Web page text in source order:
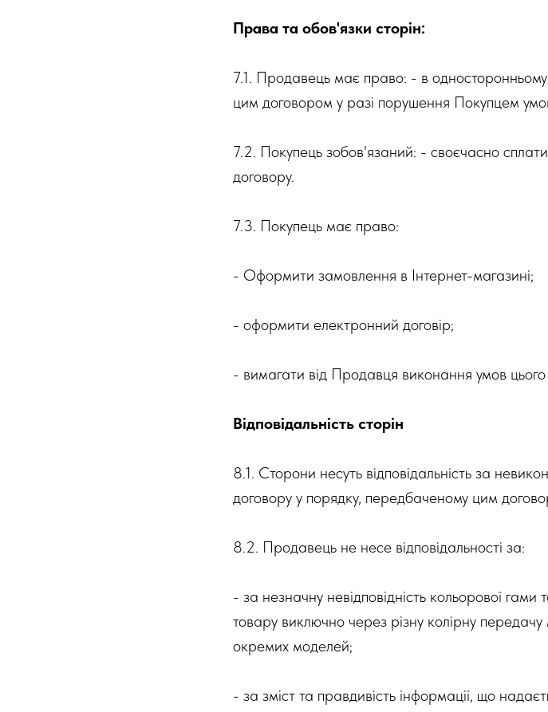
Права та обов'язки сторін:
7.1. Продавець має право: - в
цим договором у разі порушення Покупцем
7.2. Покупець зобов'язаний: - своєчасно
договору.
7.3. Покупець має право:
- Оформити замовлення в Інтернет-магазині;
- оформити електронний договір;
- вимагати від Продавця виконання умов
Відповідальність сторін
8.1. Сторони несуть відповідальність за
договору у порядку, передбаченому цим
8.2. Продавець не несе відповідальності за:
- за незначну невідповідність кольорової
товару виключно через різну колірну
окремих моделей;
- за зміст та правдивість інформації, що